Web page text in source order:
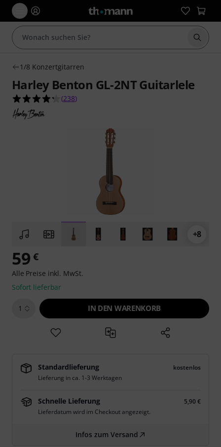
Suche
1/8 Konzertgitarren
Harley Benton GL-2NT Guitarlele
4.3 von 5 Sternen aus 238 Kundenbewertungen
(238)
+8
59 €
Alle Preise inkl. MwSt.
Sofort lieferbar
1 IN DEN WARENKORB
Standardlieferung
kostenlos
Lieferung in ca. 1-3 Werktagen
Schnelle Lieferung
5,90 €
Lieferdatum wird im Checkout angezeigt.
Infos zum Versand